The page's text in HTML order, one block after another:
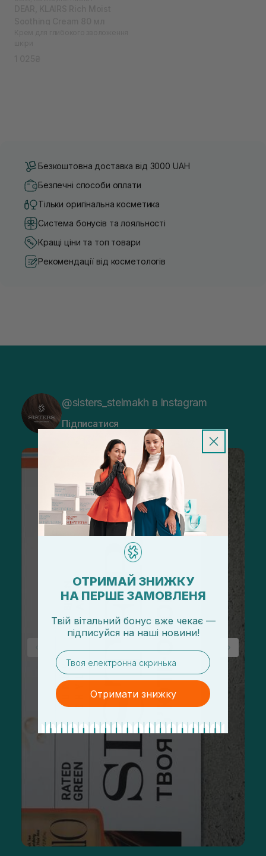
Безкоштовна доставка від 3000 UAH
Безпечні способи оплати
Тільки оригінальна косметика
Система бонусів та лояльності
Кращі ціни та топ товари
Рекомендації від косметологів
@sisters_stelmakh в Instagram
Підписатися
ОТРИМАЙ ЗНИЖКУ
НА ПЕРШЕ ЗАМОВЛЕНЯ
Твій вітальний бонус вже чекає —
підписуйся на наші новини!
email
Отримати знижку